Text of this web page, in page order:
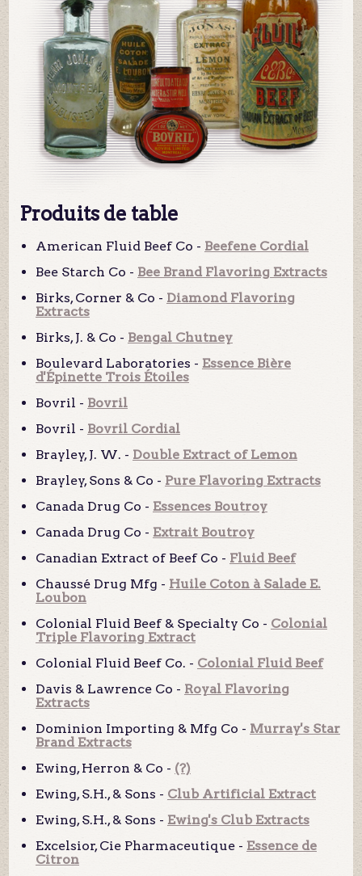
Produits de table
American Fluid Beef Co - Beefene Cordial
Bee Starch Co - Bee Brand Flavoring Extracts
Birks, Corner & Co - Diamond Flavoring
Extracts
Birks, J. & Co - Bengal Chutney
Boulevard Laboratories - Essence Bière
d'Épinette Trois Étoiles
Bovril - Bovril
Bovril - Bovril Cordial
Brayley, J. W. - Double Extract of Lemon
Brayley, Sons & Co - Pure Flavoring Extracts
Canada Drug Co - Essences Boutroy
Canada Drug Co - Extrait Boutroy
Canadian Extract of Beef Co - Fluid Beef
Chaussé Drug Mfg - Huile Coton à Salade E.
Loubon
Colonial Fluid Beef & Specialty Co - Colonial
Triple Flavoring Extract
Colonial Fluid Beef Co. - Colonial Fluid Beef
Davis & Lawrence Co - Royal Flavoring
Extracts
Dominion Importing & Mfg Co - Murray's Star
Brand Extracts
Ewing, Herron & Co - (?)
Ewing, S.H., & Sons - Club Artificial Extract
Ewing, S.H., & Sons - Ewing's Club Extracts
Excelsior, Cie Pharmaceutique - Essence de
Citron